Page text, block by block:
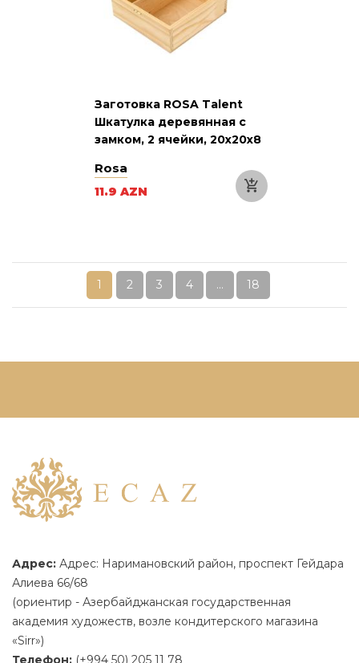
Заготовка ROSA Talent
Шкатулка деревянная с
замком, 2 ячейки, 20х20х8
Rosa
11.9 AZN
1 2 3 4 ... 18
Адрес: Адрес: Наримановский район, проспект Гейдара
Алиева 66/68
(ориентир - Азербайджанская государственная
академия художеств, возле кондитерского магазина
«Sirr»)
Телефон: (+994 50) 205 11 78